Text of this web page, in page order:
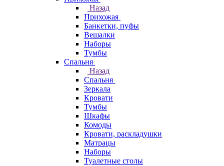
Назад
Прихожая
Банкетки, пуфы
Вешалки
Наборы
Тумбы
Спальня
Назад
Спальня
Зеркала
Кровати
Тумбы
Шкафы
Комоды
Кровати, раскладушки
Матрацы
Наборы
Туалетные столы